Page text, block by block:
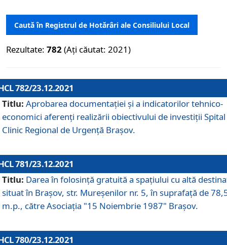
Caută în Registrul de Hotărâri ale Consiliului Local
Rezultate: 782 (Ați căutat: 2021)
782/23.12.2021
Titlu: Aprobarea documentației și a indicatorilor tehnico-
economici aferenți realizării obiectivului de investiții Spital
Clinic Regional de Urgență Brașov.
781/23.12.2021
Titlu: Darea în folosinţă gratuită a spaţiului cu altă
situat în Braşov, str. Mureşenilor nr. 5, în suprafaţă de
m.p., către Asociaţia "15 Noiembrie 1987" Braşov.
780/23.12.2021